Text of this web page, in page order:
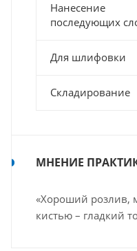
Нанесение
последующих
Для шлифовки
Складирование
МНЕНИЕ
«Хороший розлив,
кистью – гладкий